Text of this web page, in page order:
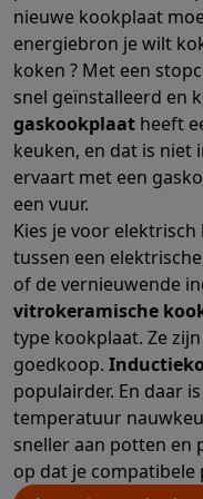
PlayStation PlayStation 5
Nintendo
Nintendo
Xbox
Xbox games Xbox
PC gaming
Gaming
Gaming setupGaming
Gaming consoles
Smart home & devices
Smartwatches
MobiliteitElektrische
Veiligheid &
Contactloos betalen
Omgeving & comfort
EntertainmentSmart TV
KeukenSlimme
Huishouden &
Eco producten
Ecocheques
nieuwe kookplaat
energiebron je wilt
koken ? Met een
snel geïnstalleerd en
gaskookplaat heeft
keuken, en dat is niet
ervaart met een
een vuur.
Kies je voor
tussen een
of de vernieuwende
vitrokeramische
type kookplaat. Ze
goedkoop.
populairder. En daar
temperatuur
sneller aan potten en
op dat je